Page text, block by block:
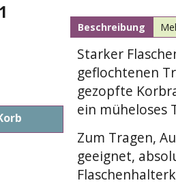
Beschreibung
Starker
geflochtenen
gezopfte
ein müheloses
Zum Tragen,
geeignet,